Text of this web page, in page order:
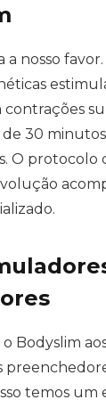
a nosso
de 30
O protocolo
o Bodyslim
temos um